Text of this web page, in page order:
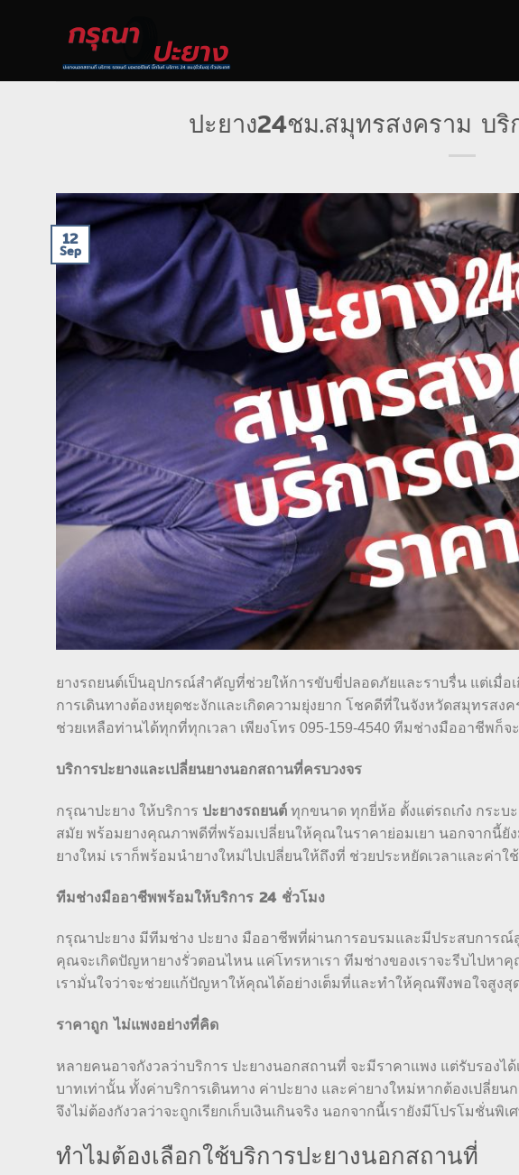
ปะยาง24ชม.สมุทรสงคราม บ
12
Sep
ยางรถยนต์เป็นอุปกรณ์สำคัญที่ช่วยให้การขับขี่ปลอดภัยและราบรื่น แต่เมื่อ
การเดินทางต้องหยุดชะงักและเกิดความยุ่งยาก โชคดีที่ในจังหวัดสมุทรส
ช่วยเหลือท่านได้ทุกที่ทุกเวลา เพียงโทร 095-159-4540 ทีมช่างมืออาชีพก็จ
บริการปะยางและเปลี่ยนยางนอกสถานที่ครบวงจร
กรุณาปะยาง ให้บริการ ปะยางรถยนต์ ทุกขนาด ทุกยี่ห้อ ตั้งแต่รถเก๋ง กระ
สมัย พร้อมยางคุณภาพดีที่พร้อมเปลี่ยนให้คุณในราคาย่อมเยา นอกจากนี้ยั
ยางใหม่ เราก็พร้อมนำยางใหม่ไปเปลี่ยนให้ถึงที่ ช่วยประหยัดเวลาและค่าใ
ทีมช่างมืออาชีพพร้อมให้บริการ 24 ชั่วโมง
กรุณาปะยาง มีทีมช่าง ปะยาง มืออาชีพที่ผ่านการอบรมและมีประสบการณ์
คุณจะเกิดปัญหายางรั่วตอนไหน แค่โทรหาเรา ทีมช่างของเราจะรีบไปหา
เรามั่นใจว่าจะช่วยแก้ปัญหาให้คุณได้อย่างเต็มที่และทำให้คุณพึงพอใจสูงสุ
ราคาถูก ไม่แพงอย่างที่คิด
หลายคนอาจกังวลว่าบริการ ปะยางนอกสถานที่ จะมีราคาแพง แต่รับรองไ
บาทเท่านั้น ทั้งค่าบริการเดินทาง ค่าปะยาง และค่ายางใหม่หากต้องเปลี่
จึงไม่ต้องกังวลว่าจะถูกเรียกเก็บเงินเกินจริง นอกจากนี้เรายังมีโปรโมชั่น
ทำไมต้องเลือกใช้บริการปะยางนอกสถานที่